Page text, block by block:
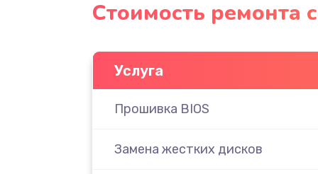
Стоимость ремонта
Услуга
Прошивка BIOS
Замена жестких дисков